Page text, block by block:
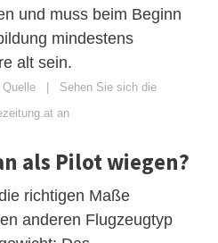
und muss beim Beginn
mindestens
alt sein.
| Sehen Sie sich die
an
als Pilot wiegen?
richtigen Maße
anderen Flugzeugtyp